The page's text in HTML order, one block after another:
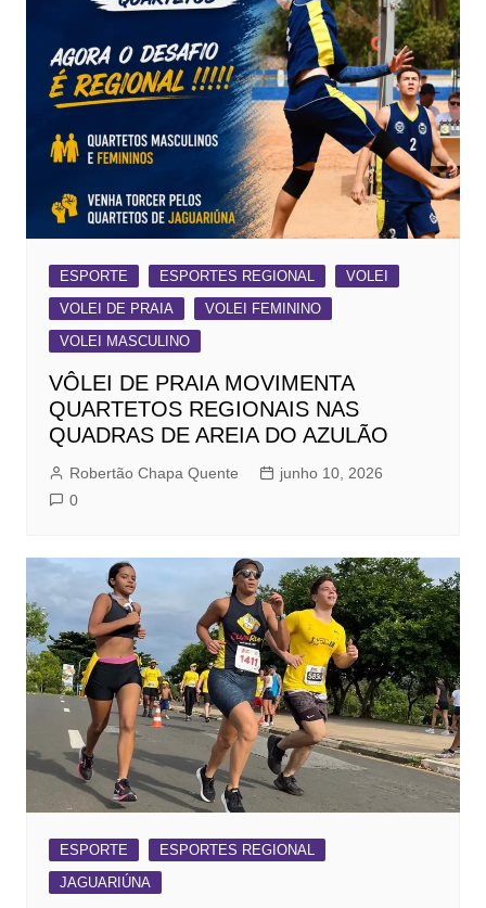
ESPORTE ESPORTES REGIONAL
VOLEI
VOLEI DE PRAIA
VOLEI FEMININO
VOLEI MASCULINO
VÔLEI DE PRAIA MOVIMENTA
QUARTETOS REGIONAIS NAS
QUADRAS DE AREIA DO AZULÃO
Robertão Chapa Quente
junho 10, 2026
0
ESPORTE
ESPORTES REGIONAL
JAGUARIÚNA